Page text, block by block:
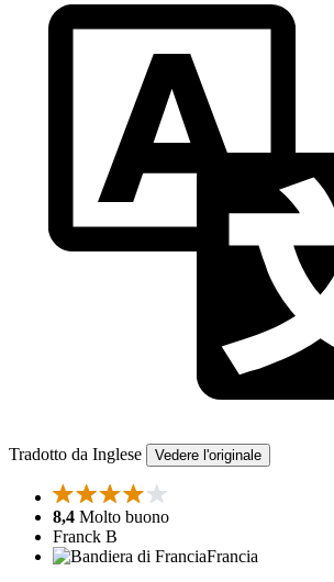
Tradotto da Inglese Vedere l'originale
8,4 Molto buono
Franck B
Francia